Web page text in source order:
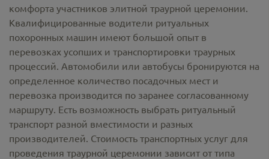
комфорта участников элитной траурной церемонии.
Квалифицированные водители ритуальных
похоронных машин имеют большой опыт в
перевозках усопших и транспортировки траурных
процессий. Автомобили или автобусы бронируются на
определенное количество посадочных мест и
перевозка производится по заранее согласованному
маршруту. Есть возможность выбрать ритуальный
транспорт разной вместимости и разных
производителей. Стоимость транспортных услуг для
проведения траурной церемонии зависит от типа